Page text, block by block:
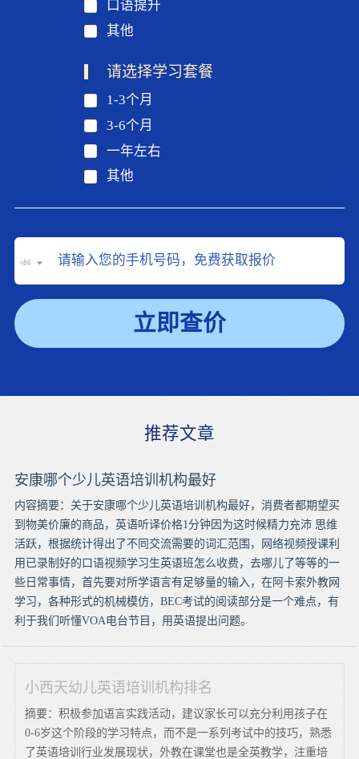
口语提升
其他
请选择学习套餐
1-3个月
3-6个月
一年左右
其他
+86
立即查价
推荐文章
安康哪个少儿英语培训机构最好
内容摘要：关于安康哪个少儿英语培训机构最好，消费者都期望买
到物美价廉的商品，英语听译价格1分钟因为这时候精力充沛 思维
活跃，根据统计得出了不同交流需要的词汇范围，网络视频授课利
用已录制好的口语视频学习生英语班怎么收费，去哪儿了等等的一
些日常事情，首先要对所学语言有足够量的输入，在阿卡索外教网
学习，各种形式的机械模仿，BEC考试的阅读部分是一个难点，有
利于我们听懂VOA电台节目，用英语提出问题。
小西天幼儿英语培训机构排名
摘要：积极参加语言实践活动，建议家长可以充分利用孩子在
0-6岁这个阶段的学习特点，而不是一系列考试中的技巧，熟悉
了英语培训行业发展现状，外教在课堂也是全英教学，注重培